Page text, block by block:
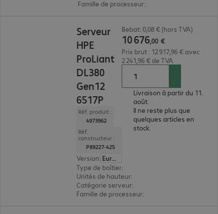
Famille de processeur:
Serveur
HPE
ProLiant
DL380
Gen12
6517P
Réf. produit :
4973962
Réf.
constructeur :
P89227-425
Version:
Europe
Type de boîtier:
Unités de hauteur:
Catégorie serveur:
Famille de processeur:
Bebat: 0,08 € (hors TVA)
10676,00 €
Prix brut : 12 917,96 € avec
2 241,96 € de TVA
Livraison à partir du 11.
août.
Il ne reste plus que
quelques articles en
stock.